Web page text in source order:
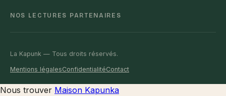
NOS LECTURES PARTENAIRES
La Kapunk — Tous droits réservés.
Mentions légalesConfidentialitéContact
Nous trouver Maison Kapunka